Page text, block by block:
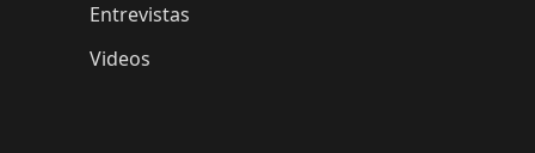
Entrevistas
Videos